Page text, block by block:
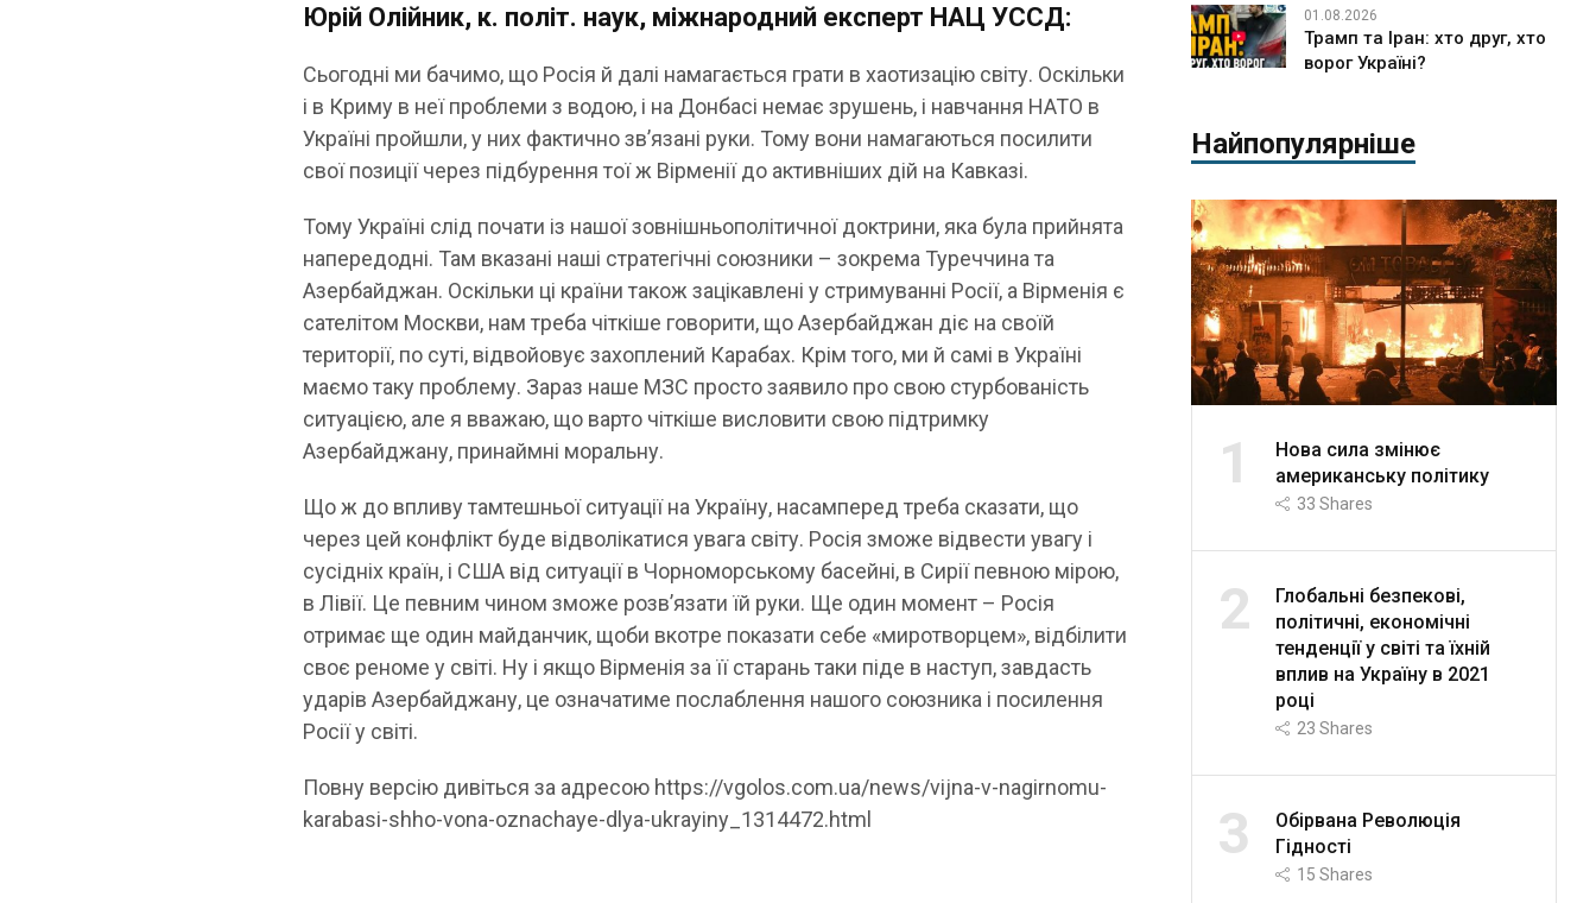
Юрій Олійник, к. політ. наук, міжнародний експерт НАЦ УССД:
Сьогодні ми бачимо, що Росія й далі намагається грати в хаотизацію світу. Оскільки
і в Криму в неї проблеми з водою, і на Донбасі немає зрушень, і навчання НАТО в
Україні пройшли, у них фактично зв’язані руки. Тому вони намагаються посилити
свої позиції через підбурення тої ж Вірменії до активніших дій на Кавказі.
Тому Україні слід почати із нашої зовнішньополітичної доктрини, яка була прийнята
напередодні. Там вказані наші стратегічні союзники – зокрема Туреччина та
Азербайджан. Оскільки ці країни також зацікавлені у стримуванні Росії, а Вірменія є
сателітом Москви, нам треба чіткіше говорити, що Азербайджан діє на своїй
території, по суті, відвойовує захоплений Карабах. Крім того, ми й самі в Україні
маємо таку проблему. Зараз наше МЗС просто заявило про свою стурбованість
ситуацією, але я вважаю, що варто чіткіше висловити свою підтримку
Азербайджану, принаймні моральну.
Що ж до впливу тамтешньої ситуації на Україну, насамперед треба сказати, що
через цей конфлікт буде відволікатися увага світу. Росія зможе відвести увагу і
сусідніх країн, і США від ситуації в Чорноморському басейні, в Сирії певною мірою,
в Лівії. Це певним чином зможе розв’язати їй руки. Ще один момент – Росія
отримає ще один майданчик, щоби вкотре показати себе «миротворцем», відбілити
своє реноме у світі. Ну і якщо Вірменія за її старань таки піде в наступ, завдасть
ударів Азербайджану, це означатиме послаблення нашого союзника і посилення
Росії у світі.
Повну версію дивіться за адресою https://vgolos.com.ua/news/vijna-v-nagirnomu-
karabasi-shho-vona-oznachaye-dlya-ukrayiny_1314472.html
01.08.2026
Трамп та Іран: хто друг, хто
ворог Україні?
Найпопулярніше
1
Нова сила змінює
американську політику
33 Shares
2
Глобальні безпекові,
політичні, економічні
тенденції у світі та їхній
вплив на Україну в 2021
році
23 Shares
3
Обірвана Революція
Гідності
15 Shares